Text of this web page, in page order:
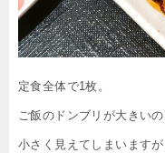
定食全体で1枚。
ご飯のドンブリが大きい
小さく見えてしまいますが